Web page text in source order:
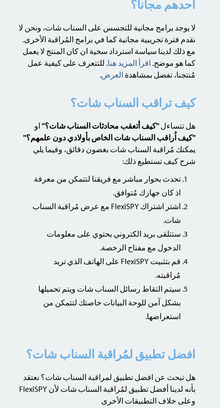
احدهم مجاناً؟
لا يوجد برامج مجانية للتجسس على السناب شات، ونحن لا
نقدم فترة تجريبية مجانية كما في برامج المُراقبة الأخرى.
مع ذلك لدينا سياسة استرداد سخية ان كان المنتج لا يعمل
كما هو موضح. اقرأ المزيد هنا. للتتعرف على كيفية عمل
مُنتجنا، تفضل بمشاهدة العرض.
كيف تراقب السناب شات؟
هل تتساءل "كيف أتعقب محادثات السناب شات؟" او
"كيف اُراقب السناب شات الخاص بأولادي دون علمهم؟"
يمكنك مُراقبة السناب شات بغضون دقائق، وفيما يلي
شرح كيف تستطيع ذلك:
تحدث بحوار مباشر مع فريقنا لتتمكن من معرفة
اذ كان جهازك مُتوافق.
اشتر اشتراك FlexiSPY مع عرض مُراقبة السناب
شات.
ستتلقى بريد الكتروني يحتوي على معلومات
الدخول مع مفتاح الرخصة.
قم بتثبيت FlexiSPY على الهاتف الذي تريد
مُراقبته.
سيتم التقاط رسائل السناب شات ويتم تحميلها
بشكل آمن للوحة البيانات خاصتك لتتمكن من
استعراضها.
افضل تطبيق لمُراقبة السناب شات؟
هل تبحث عن افضل تطبيق لمراقبة السناب شات؟ نعتقد
بأنه لدينا أفضل تطبيق لمُراقبة السناب شات لأن FlexiSPY
وعلى خلاف التطبيقات الأخرى